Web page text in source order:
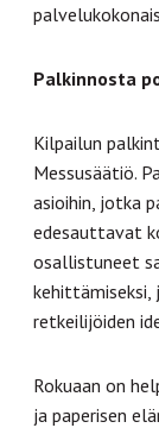
Palkinnosta
Kilpailun
Messusäätiö.
asioihin, jotka
edesauttavat
osallistuneet
kehittämiseksi,
retkeilijöiden
Rokuaan on
ja paperisen